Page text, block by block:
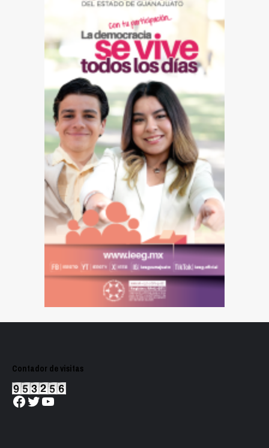
Contador de visitas
Facebook
Twitter
YouTube